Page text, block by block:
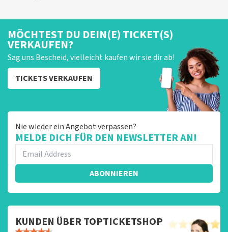
MÖCHTEST DU DEIN(E) TICKET(S)
VERKAUFEN?
Sag uns Bescheid, vielleicht kaufen wir sie dir ab!
TICKETS VERKAUFEN
Nie wieder ein Angebot verpassen?
MELDE DICH FÜR DEN NEWSLETTER AN!
ABONNIEREN
KUNDEN ÜBER TOPTICKETSHOP